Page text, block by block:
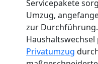
Servicepakete
Umzug,
zur
Privatumzug